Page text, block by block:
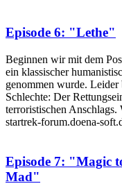
Episode 6: "Lethe"
Beginnen wir mit dem
ein klassischer
genommen wurde.
Schlechte: Der
terroristischen Anschlags.
startrek-forum.doena-
Episode 7: "Magic
Mad"